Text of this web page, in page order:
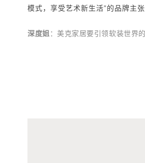
模式，享受艺术新生活”的品牌主
深度姐 ：美克家居要引领软装世界